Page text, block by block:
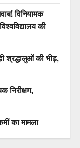
विनियामक
की
श्रद्धालुओं की भीड़,
का मामला